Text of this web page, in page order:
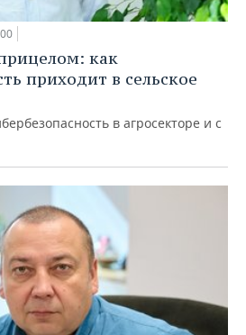
как
приходит в сельское
в агросекторе и с